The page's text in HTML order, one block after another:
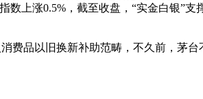
上涨0.5%，截至收盘，“实金白银”
品以旧换新补助范畴，不久前，茅台